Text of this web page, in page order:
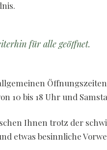
für alle geöffnet.
10 bis 18 Uhr und
Ihnen trotz der
etwas besinnliche